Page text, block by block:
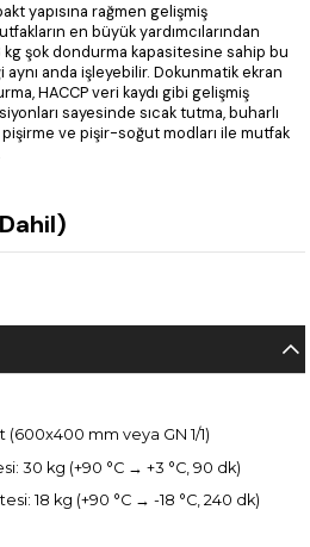
yapısına rağmen gelişmiş
en büyük yardımcılarından
kg şok dondurma kapasitesine sahip bu
anda işleyebilir. Dokunmatik ekran
HACCP veri kaydı gibi gelişmiş
sayesinde sıcak tutma, buharlı
pişirme ve pişir-soğut modları ile mutfak
(600x400 mm veya GN 1/1)
30 kg (+90 °C → +3 °C, 90 dk)
18 kg (+90 °C → -18 °C, 240 dk)